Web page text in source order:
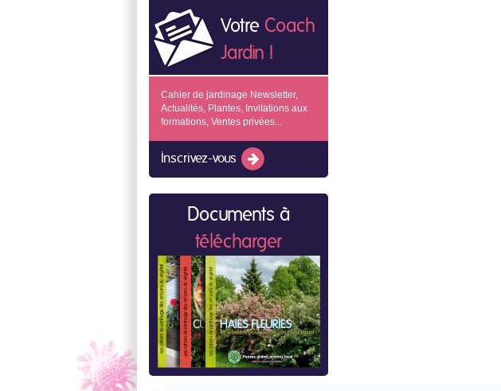
Votre Coach
Jardin !
Cahier de jardinage Newsletter,
Actualités, Plantes, Invitations aux
formations, Ventes privées...
Inscrivez-vous
Documents à
télécharger